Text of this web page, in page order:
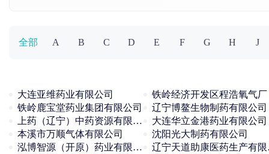
全部 A B C D E F G H J
大连亚维药业有限公司
铁岭经济开发区程浩氧气厂
铁岭鹿宝堂药业集团有限公司
辽宁博鳌生物制药有限公司
上药（辽宁）中药资源有限公司
大连华立金港药业有限公司
本溪市万顺气体有限公司
沈阳光大制药有限公司
泓博智源（开原）药业有限公司
辽